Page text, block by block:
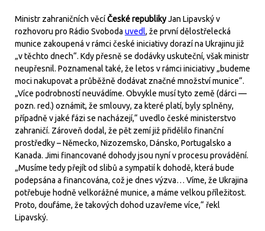
Ministr zahraničních věcíČeské republikyJan Lipavský v
rozhovoru pro Rádio Svoboda uvedl, že první dělostřelecká
munice zakoupená v rámci české iniciativy dorazí na Ukrajinu již
„v těchto dnech“. Kdy přesně se dodávky uskuteční, však ministr
neupřesnil. Poznamenal také, že letos v rámci iniciativy „budeme
moci nakupovat a průběžně dodávat značné množství munice“.
„Více podrobností neuvádíme. Obvykle musí tyto země (dárci —
pozn. red.) oznámit, že smlouvy, za které platí, byly splněny,
případně v jaké fázi se nacházejí,“ uvedlo české ministerstvo
zahraničí. Zároveň dodal, že pět zemí již přidělilo finanční
prostředky – Německo, Nizozemsko, Dánsko, Portugalsko a
Kanada. Jimi financované dohody jsou nyní v procesu provádění.
„Musíme tedy přejít od slibů a sympatií k dohodě, která bude
podepsána a financována, což je dnes výzva… Víme, že Ukrajina
potřebuje hodně velkorážné munice, a máme velkou příležitost.
Proto, doufáme, že takových dohod uzavřeme více,“ řekl
Lipavský.